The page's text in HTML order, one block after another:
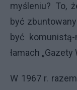
myśleniu? To,
być
być
łamach „Gazety
W 1967 r.